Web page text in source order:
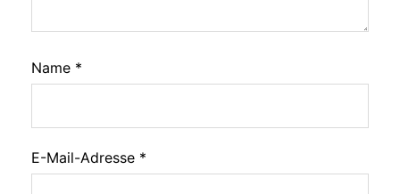
Name *
E-Mail-Adresse *